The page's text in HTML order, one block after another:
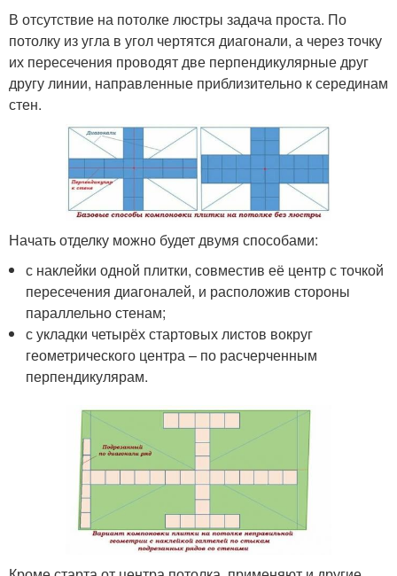
В отсутствие на потолке люстры задача проста. По
потолку из угла в угол чертятся диагонали, а через точку
их пересечения проводят две перпендикулярные друг
другу линии, направленные приблизительно к серединам
стен.
Начать отделку можно будет двумя способами:
с наклейки одной плитки, совместив её центр с точкой
пересечения диагоналей, и расположив стороны
параллельно стенам;
с укладки четырёх стартовых листов вокруг
геометрического центра – по расчерченным
перпендикулярам.